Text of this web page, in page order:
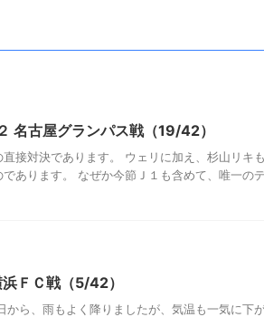
名古屋グランパス戦（19/42）
接対決であります。 ウェリに加え、杉山リキ
あります。 なぜか今節Ｊ１も含めて、唯一の
ＦＣ戦（5/42）
もよく降りましたが、気温も一気に下が